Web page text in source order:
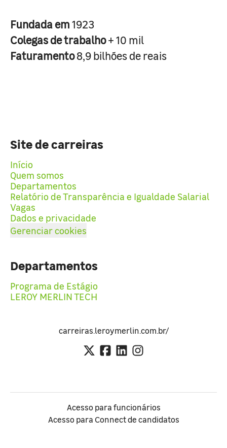
Fundada em1923
Colegas de trabalho+ 10 mil
Faturamento8,9 bilhões de reais
Site de carreiras
Início
Quem somos
Departamentos
Relatório de Transparência e Igualdade Salarial
Vagas
Dados e privacidade
Gerenciar cookies
Departamentos
Programa de Estágio
LEROY MERLIN TECH
carreiras.leroymerlin.com.br/
Acesso para funcionários
Acesso para Connect de candidatos